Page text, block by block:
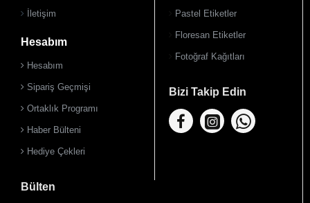
İletişim
Hesabım
Hesabım
Sipariş Geçmişi
Ortaklık Programı
Haber Bülteni
Hediye Çekleri
Pastel Etiketler
Floresan Etiketler
Fotoğraf Kağıtları
Bizi Takip Edin
Bülten